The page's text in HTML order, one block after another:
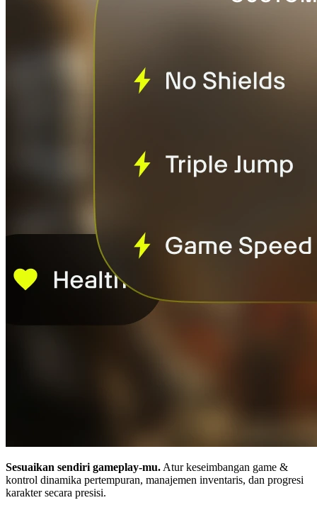
Sesuaikan sendiri gameplay-mu. Atur keseimbangan game &
kontrol dinamika pertempuran, manajemen inventaris, dan progresi
karakter secara presisi.